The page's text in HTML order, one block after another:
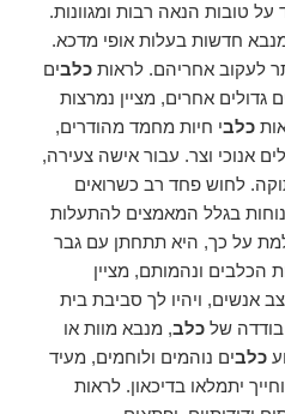
על טובות הנאה רבות ומגוונות.
חדשות בעלות אופי מדכא.
לעקוב אחריהם. לראותכלבים
אחרים, מציין נמרצות
כלבי חיות מחמד מהודרים,
אנוכי וצר. עבור אישה צעירה,
לחוש פחד רב כשרואים
נוחות בגלל המאמצים להתעלות
על כך, היא תתחתן עם גבר
הכלבים ונהמותם, מציין
אנשים, ויהיו לך סביבת בית
בודדה שלכלב, מנבא מוות או
כלבים נוהמים ולוחמים, מעיד
יתמלאו בדיכאון. לראות